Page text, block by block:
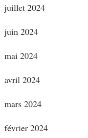
juillet 2024
juin 2024
mai 2024
avril 2024
mars 2024
février 2024